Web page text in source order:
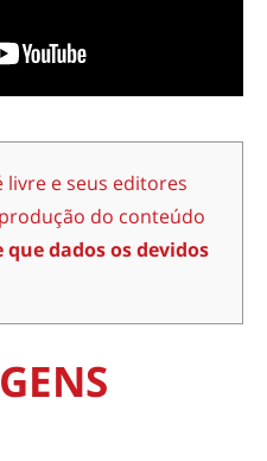
livre e seus editores
do conteúdo
que dados os devidos